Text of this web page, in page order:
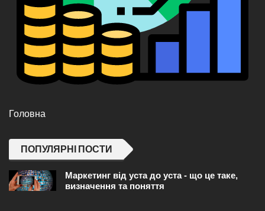
Головна
ПОПУЛЯРНІ ПОСТИ
Маркетинг від уста до уста - що це таке,
визначення та поняття